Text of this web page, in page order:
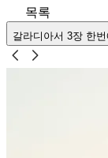
목록
갈라디아서 3장 한